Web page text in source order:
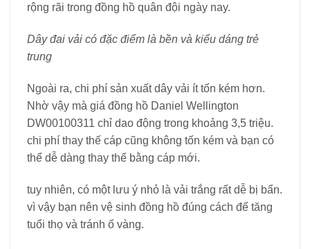
rộng rãi trong đồng hồ quân đội ngày nay.
Dây đai vải có đặc điểm là bền và kiểu dáng trẻ
trung
Ngoài ra, chi phí sản xuất dây vải ít tốn kém hơn.
Nhờ vậy mà giá đồng hồ Daniel Wellington
DW00100311 chỉ dao động trong khoảng 3,5 triệu.
chi phí thay thế cáp cũng không tốn kém và bạn có
thể dễ dàng thay thế bằng cáp mới.
tuy nhiên, có một lưu ý nhỏ là vải trắng rất dễ bị bẩn.
vì vậy bạn nên vệ sinh đồng hồ đúng cách để tăng
tuổi thọ và tránh ố vàng.